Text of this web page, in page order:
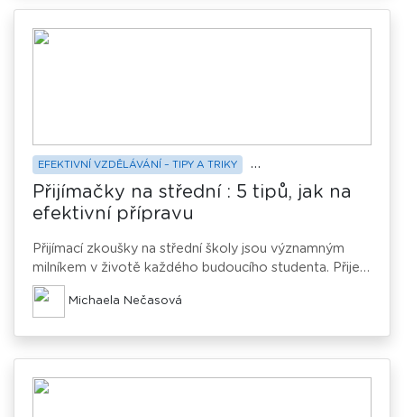
se zbytečným přešlapům.
EFEKTIVNÍ VZDĚLÁVÁNÍ – TIPY A TRIKY PŘÍPRAVA NA PŘIJÍMAČKY
Přijímačky na střední : 5 tipů, jak na
efektivní přípravu
Přijímací zkoušky na střední školy jsou významným
milníkem v životě každého budoucího studenta. Přijetí
či nepřijetí na vysněnou střední školu zásadně ovlivní
další směřování života vašeho dítěte. Systematická
naplánovat přípravu na Cermat testy, na jaké klíčové
oblasti se zaměřit i jak dosáhnout nejlepších výsledků.
Michaela Nečasová